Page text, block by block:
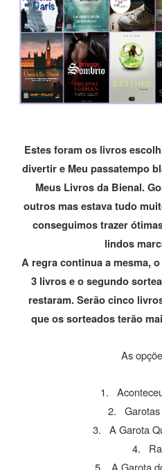
Estes foram os livros
divertir e Meu passatempo
Meus Livros da Bienal.
outros mas estava tudo
conseguimos trazer
lindos
A regra continua a mesma,
3 livros e o segundo
restaram. Serão cinco
que os sorteados terão
As
1.
2. Garotas
3. A Garota
4.
5. A Garota